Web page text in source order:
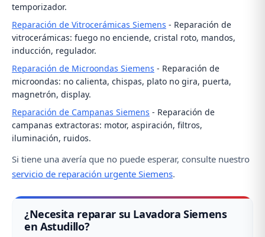
temporizador.
Reparación de Vitrocerámicas Siemens - Reparación de
vitrocerámicas: fuego no enciende, cristal roto, mandos,
inducción, regulador.
Reparación de Microondas Siemens - Reparación de
microondas: no calienta, chispas, plato no gira, puerta,
magnetrón, display.
Reparación de Campanas Siemens - Reparación de
campanas extractoras: motor, aspiración, filtros,
iluminación, ruidos.
Si tiene una avería que no puede esperar, consulte nuestro
servicio de reparación urgente Siemens.
¿Necesita reparar su Lavadora Siemens
en Astudillo?